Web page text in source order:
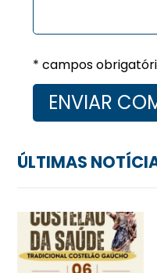
* campos
ÚLTIMAS